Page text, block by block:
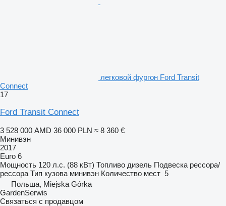
легковой фургон Ford Transit
Connect
17
Ford Transit Connect
3 528 000 AMD 36 000 PLN ≈ 8 360 €
Минивэн
2017
Euro 6
Мощность 120 л.с. (88 кВт) Топливо дизель Подвеска рессора/
рессора Тип кузова минивэн Количество мест 5
Польша, Miejska Górka
GardenSerwis
Связаться с продавцом